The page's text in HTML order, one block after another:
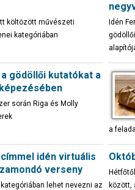
költözött művészeti
kategóriában
Idén
gödöllői kutatókat a
során Riga és Molly
a
idén virtuális
verseny
lehet nevezni az
között,